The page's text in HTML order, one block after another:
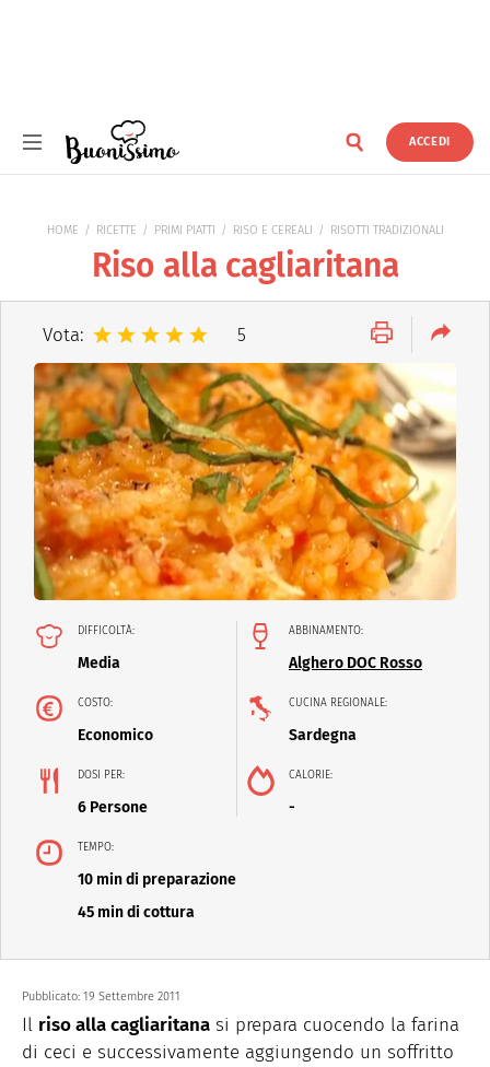
ACCEDI
HOME RICETTE PRIMI PIATTI RISO E CEREALI RISOTTI TRADIZIONALI
Riso alla cagliaritana
Vota: 5
DIFFICOLTÀ:
Media
ABBINAMENTO:
Alghero DOC Rosso
COSTO:
Economico
CUCINA REGIONALE:
Sardegna
DOSI PER:
6 Persone
CALORIE:
-
TEMPO:
10 min di preparazione
45 min di cottura
Pubblicato: 19 Settembre 2011
Il riso alla cagliaritana si prepara cuocendo la farina
di ceci e successivamente aggiungendo un soffritto